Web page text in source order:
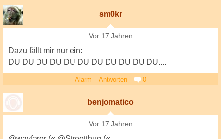
sm0kr
Vor 17 Jahren
Dazu fällt mir nur ein:
DU DU DU DU DU DU DU DU DU DU DU....
Alarm Antworten 0
benjomatico
Vor 17 Jahren